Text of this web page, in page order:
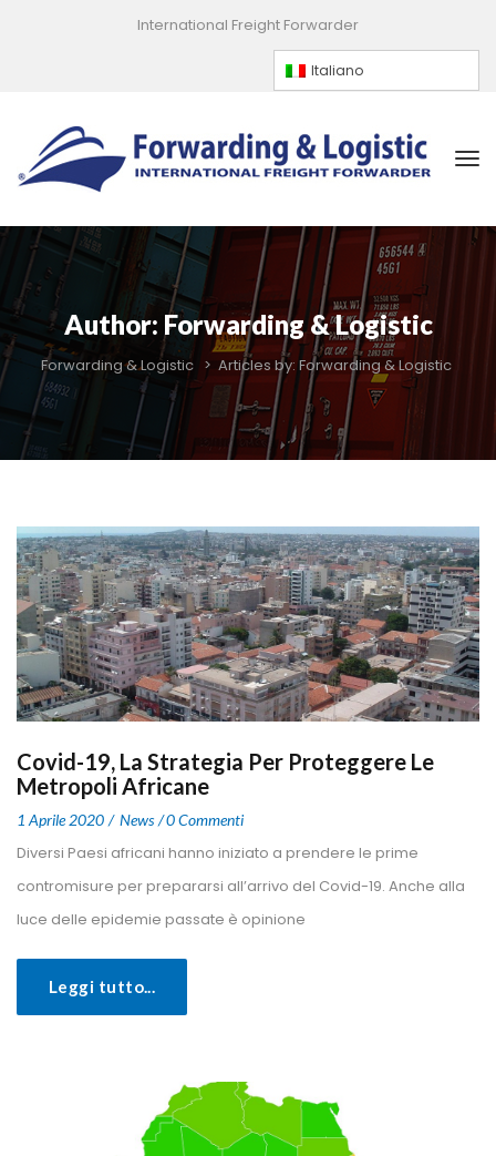
International Freight Forwarder
Italiano
Author: Forwarding & Logistic
Forwarding & Logistic > Articles by: Forwarding & Logistic
Covid-19, La Strategia Per Proteggere Le
Metropoli Africane
1 Aprile 2020 New 0 Commenti
Diversi Paesi africani hanno iniziato a prendere le prime
contromisure per prepararsi all’arrivo del Covid-19. Anche alla
luce delle epidemie passate è opinione
Leggi tutto...